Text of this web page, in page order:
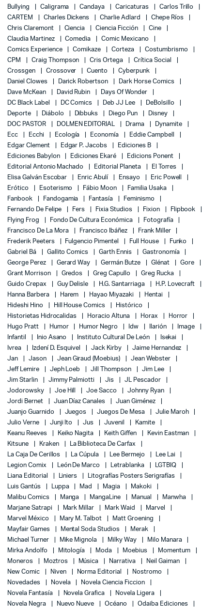
Bullying
Caligrama Candaya Caricaturas
Carlos Trillo
CARTEM
Charles Dickens Charlie Adlard
Chepe Ríos
Chris Claremont
Ciencia Ciencia Ficción
Cine
Claudia Martinez
Comedia
Comic Mexicano
Comics Experience
Comikaze Corteza
Costumbrismo
CPM
Craig Thompson Cris Ortega
Crítica Social
Crossgen
Crossover Cuento
Cyberpunk
Daniel Clowes
Darick Robertson
Dark Horse Comics
Dave McKean
David Rubin
Days Of Wonder
DC Black Label
DC Comics Deb JJ Lee
DeBolsillo
Deporte
Diábolo Dibbuks Diego Pun
Disney
DOC PASTOR
DOLMEN EDITORIAL Drama
Dynamite
Ecc
Ecchi Ecología Economía
Eddie Campbell
Edgar Clement
Edgar P. Jacobs
Ediciones B
Ediciones Babylon
Ediciones Ekaré
Edicions Ponent
Editorial Antonio Machado
Editorial Planeta
El Torres
Elisa Galván Escobar
Enric Abulí Ensayo
Eric Powell
Erótico
Esoterismo Fábio Moon
Familia Usaka
Fanbook
Fandogamia Fantasía
Feminismo
Fernando De Felipe
Fers Fixia Studios Fixion
Flipbook
Flying Frog
Fondo De Cultura Económica
Fotografía
Francisco De La Mora
Francisco Ibáñez
Frank Miller
Frederik Peeters
Fulgencio Pimentel Full House
Funko
Gabriel Bá
Gallito Comics Garth Ennis
Gastronomía
George Perez
Gerard Way Germán Butze Glénat
Gore
Grant Morrison
Gredos Greg Capullo
Greg Rucka
Guido Crepax
Guy Delisle H.G. Santarriaga
H.P. Lovecraft
Hanna Barbera
Harem Hayao Miyazaki
Hentai
Hideshi Hino
Hill House Comics
Histórico
Historietas Hidrocalidas
Horacio Altuna Horax
Horror
Hugo Pratt
Humor Humor Negro Idw Ilarión
Image
Infantil
Inio Asano Instituto Cultural De León
Isekai
Ivrea
Izdení D. Esquivel Jack Kirby
Jaime Hernandez
Jan
Jason Jean Giraud (Moebius)
Jean Webster
Jeff Lemire
Jeph Loeb Jill Thompson
Jim Lee
Jim Starlin
Jimmy Palmiotti Jis
JL Pescador
Jodorowsky
Joe Hill Joe Sacco
Johnny Ryan
Jordi Bernet
Juan Díaz Canales
Juan Giménez
Juanjo Guarnido
Juegos Juegos De Mesa
Julie Maroh
Julio Verne
Junji Ito Jus Juvenil
Kamite
Keanu Reeves
Keiko Nagita Keith Giffen
Kevin Eastman
Kitsune
Kraken
La Biblioteca De Carfax
La Caja De Cerillos
La Cúpula Lee Bermejo
Lee Lai
Legion Comix
León De Marco Letrablanka
LGTBIQ
Liana Editorial
Liniers
Litografías Posters Serigrafías
Luis Gantús
Luppa Mad Magia
Makoki
Malibu Comics
Manga MangaLine Manual
Manwha
Marjane Satrapi
Mark Millar Mark Waid
Marvel
Marvel México
Mary M. Talbot
Matt Groening
Mayfair Games
Mental Soda Studios
Merak
Michael Turner
Mike Mignola Milky Way
Milo Manara
Mirka Andolfo
Mitología Moda Moebius
Momentum
Moneros
Moztros Música Narrativa
Neil Gaiman
New Comic
Niven Norma Editorial
Nostromo
Novedades
Novela
Novela Ciencia Ficcion
Novela Fantasía
Novela Grafica
Novela Ligera
Novela Negra
Nuevo Nueve Océano
Odaiba Ediciones